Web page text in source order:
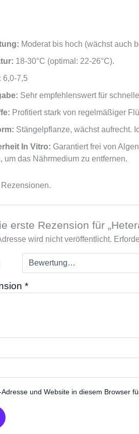
Moderat bis hoch (wächst auch
18-30°C (optimal: 22-26°C).
6,0-7,5
Sehr empfehlenswert für
Profitiert stark von regelmäßiger
Stängelpflanze, wächst aufrecht.
In Vitro: Garantiert frei von
um das Nährmedium zu entfernen.
erste Rezension für
wird nicht veröffentlicht.
*
und Website in diesem Browser